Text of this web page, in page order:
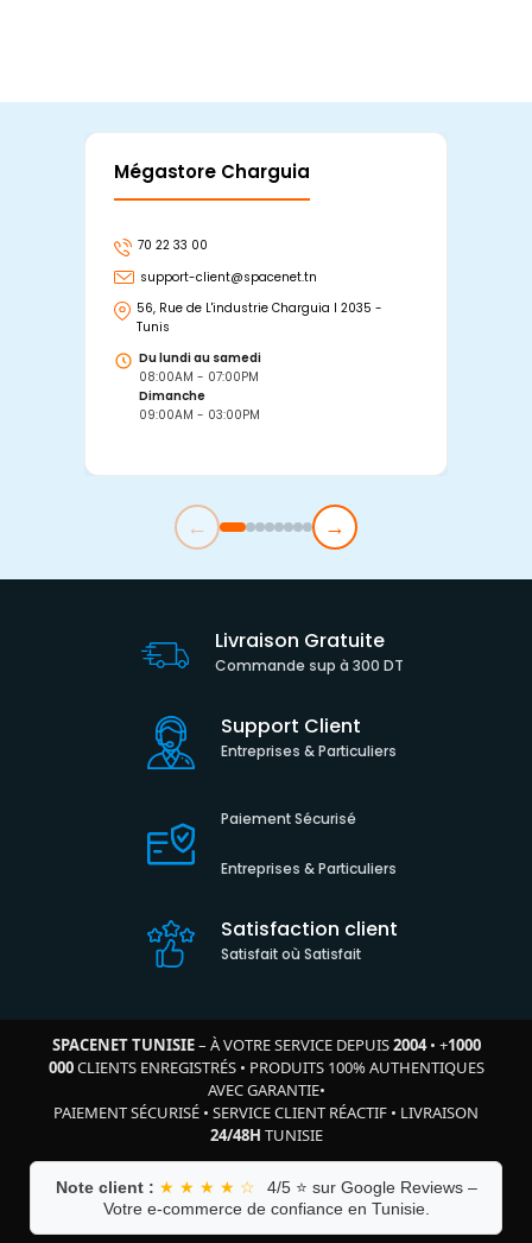
Mégastore Charguia
70 22 33 00
support-client@spacenet.tn
56, Rue de L'industrie Charguia I 2035 -
Tunis
Du lundi au samedi
08:00AM - 07:00PM
Dimanche
09:00AM - 03:00PM
← →
Livraison Gratuite
Commande sup à 300 DT
Support Client
Entreprises & Particuliers
Paiement Sécurisé
Entreprises & Particuliers
Satisfaction client
Satisfait où Satisfait
SPACENET TUNISIE– À VOTRE SERVICE DEPUIS2004• +1000
000CLIENTS ENREGISTRÉS• PRODUITS 100% AUTHENTIQUES
AVEC GARANTIE•
PAIEMENT SÉCURISÉ • SERVICE CLIENT RÉACTIF • LIVRAISON
24/48H TUNISIE
Note client : ★ ★ ★ ★ ☆
4/5 ⭐ sur Google Reviews –
Votre e-commerce de confiance en Tunisie.